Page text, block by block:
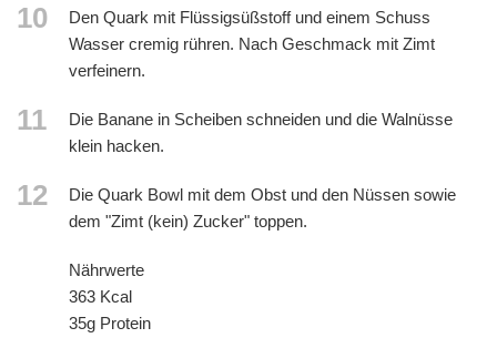
10
Den Quark mit Flüssigsüßstoff und einem Schuss
Wasser cremig rühren. Nach Geschmack mit Zimt
verfeinern.
11
Die Banane in Scheiben schneiden und die Walnüsse
klein hacken.
12
Die Quark Bowl mit dem Obst und den Nüssen sowie
dem "Zimt (kein) Zucker" toppen.
Nährwerte
363 Kcal
35g Protein